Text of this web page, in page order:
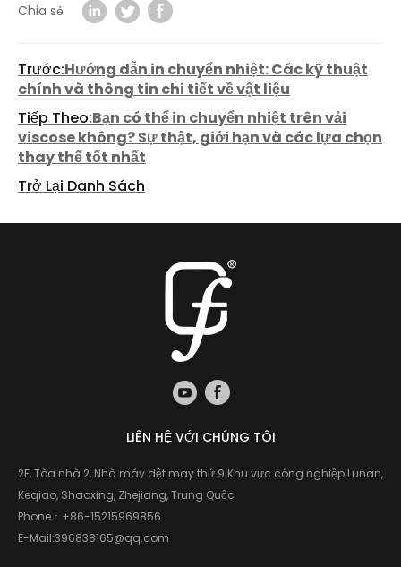
Chia sẻ
Trước:Hướng dẫn in chuyển nhiệt: Các kỹ thuật
chính và thông tin chi tiết về vật liệu
Tiếp Theo:Bạn có thể in chuyển nhiệt trên vải
viscose không? Sự thật, giới hạn và các lựa chọn
thay thế tốt nhất
Trở Lại Danh Sách
LIÊN HỆ VỚI CHÚNG TÔI
2F, Tòa nhà 2, Nhà máy dệt may thứ 9 Khu vực công nghiệp Lunan,
Keqiao, Shaoxing, Zhejiang, Trung Quốc
Phone： +86-15215969856
E-Mail:396838165@qq.com